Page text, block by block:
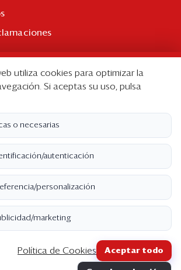
Semana Económica. Todos los
utiliza cookies para optimizar la
Si aceptas su uso, pulsa
o necesarias
autenticación
personalización
marketing
Política de Cookies Aceptar todo